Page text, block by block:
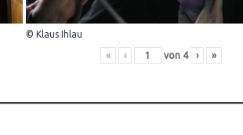
© Klaus Ihlau
« ‹ von 4 › »